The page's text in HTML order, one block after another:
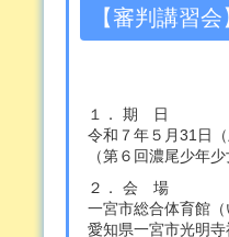
【審判講習
１． 期 日
令和７年５月31日
（第６回濃尾少年
２． 会 場
一宮市総合体育館（
愛知県一宮市光明